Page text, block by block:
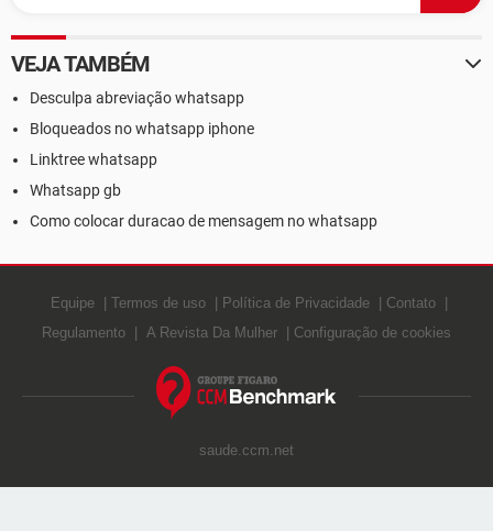
VEJA TAMBÉM
Desculpa abreviação whatsapp
Bloqueados no whatsapp iphone
Linktree whatsapp
Whatsapp gb
Como colocar duracao de mensagem no whatsapp
Equipe Termos de uso Política de Privacidade
Contato
Regulamento
A Revista Da Mulher Configuração de cookies
saude.ccm.net